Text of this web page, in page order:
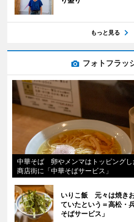
もっと見る
フォトフラッ
中華そば 卵やメンマはトッピングし
商店街に「中華そばサービス」
いりこ飯 元々は焼き
ていたという＝高松・
そばサービス」